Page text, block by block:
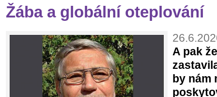
Žába a globální oteplování
A pak
by nám